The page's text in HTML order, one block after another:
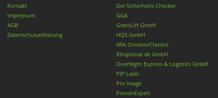
Kontakt
Impressum
AGB
Datenschutzerklärung
Der Sicherheits-Checker
GGA
GrantLift GmbH
HQS GmbH
IWA OutdoorClassics
KVoptimal.de GmbH
OverNight Express & Logistics GmbH
PiP Laser
Pro Image
ProvenExpert